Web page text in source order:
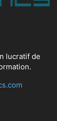
lucratif de